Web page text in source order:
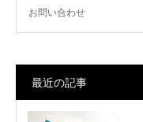
お問い合わせ
最近の記事